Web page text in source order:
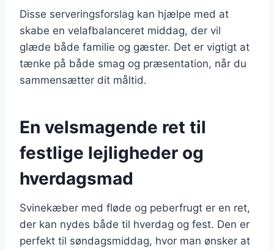
Disse serveringsforslag kan hjælpe med at
skabe en velafbalanceret middag, der vil
glæde både familie og gæster. Det er vigtigt at
tænke på både smag og præsentation, når du
sammensætter dit måltid.
En velsmagende ret til
festlige lejligheder og
hverdagsmad
Svinekæber med fløde og peberfrugt er en ret,
der kan nydes både til hverdag og fest. Den er
perfekt til søndagsmiddag, hvor man ønsker at